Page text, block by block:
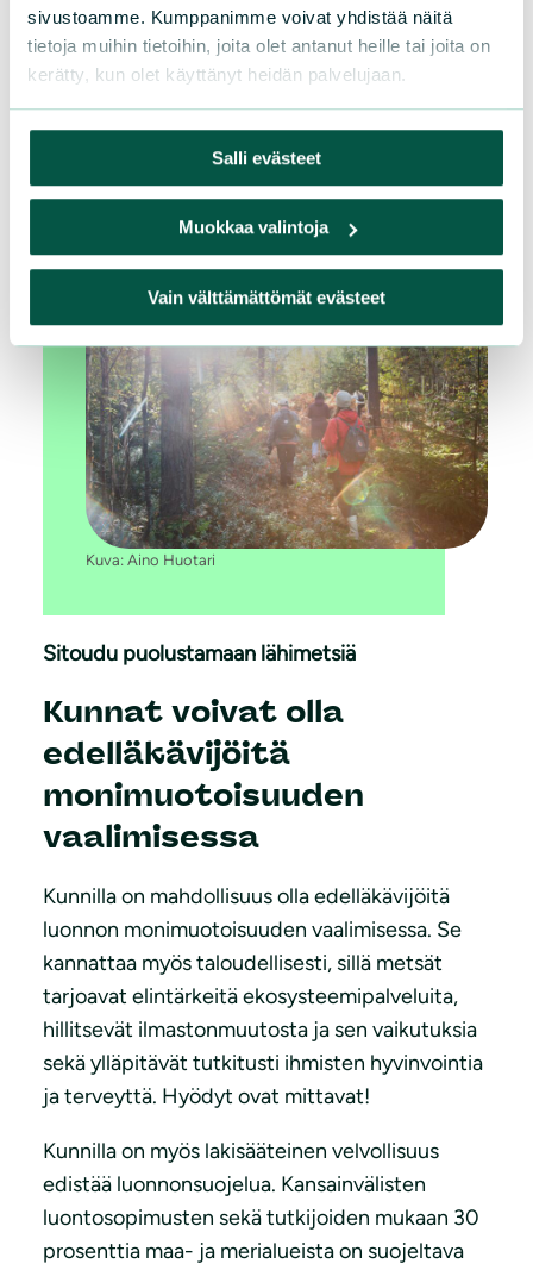
sivustoamme. Kumppanimme voivat yhdistää näitä
tietoja muihin tietoihin, joita olet antanut heille tai joita on
kerätty, kun olet käyttänyt heidän palvelujaan.
Salli evästeet
Muokkaa valintoja
Vain välttämättömät evästeet
Allekirjoittajan nimi tulee näkyviin taulukossa
tarkistusprosessin jälkeen.
Kuva: Aino Huotari
Sitoudu puolustamaan lähimetsiä
Kunnat voivat olla
edelläkävijöitä
monimuotoisuuden
vaalimisessa
Kunnilla on mahdollisuus olla edelläkävijöitä
luonnon monimuotoisuuden vaalimisessa. Se
kannattaa myös taloudellisesti, sillä metsät
tarjoavat elintärkeitä ekosysteemipalveluita,
hillitsevät ilmastonmuutosta ja sen vaikutuksia
sekä ylläpitävät tutkitusti ihmisten hyvinvointia
ja terveyttä. Hyödyt ovat mittavat!
Kunnilla on myös lakisääteinen velvollisuus
edistää luonnonsuojelua. Kansainvälisten
luontosopimusten sekä tutkijoiden mukaan 30
prosenttia maa- ja merialueista on suojeltava